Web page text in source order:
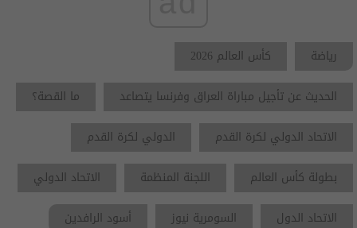
رياضة
كأس العالم 2026
الحديث عن تأجيل مباراة العراق وفرنسا يتصاعد
ما القصة؟
الاتحاد الدولي لكرة القدم
الدولي لكرة القدم
بطولة كأس العالم
اللجنة المنظمة
الاتحاد الدولي
الاتحاد الدول
السومرية نيوز أسود الرافدين